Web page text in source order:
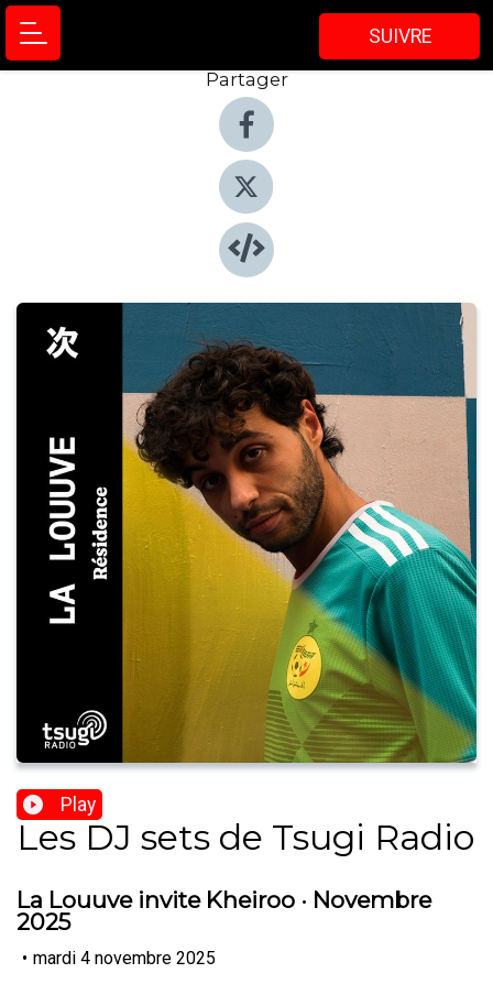
SUIVRE
Partager
Play
Les DJ sets de Tsugi Radio
La Louuve invite Kheiroo · Novembre
2025
• mardi 4 novembre 2025